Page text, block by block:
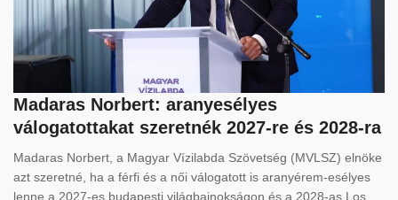
Madaras Norbert: aranyesélyes
válogatottakat szeretnék 2027-re és 2028-ra
Madaras Norbert, a Magyar Vízilabda Szövetség (MVLSZ) elnöke
azt szeretné, ha a férfi és a női válogatott is aranyérem-esélyes
lenne a 2027-es budapesti világbajnokságon és a 2028-as Los